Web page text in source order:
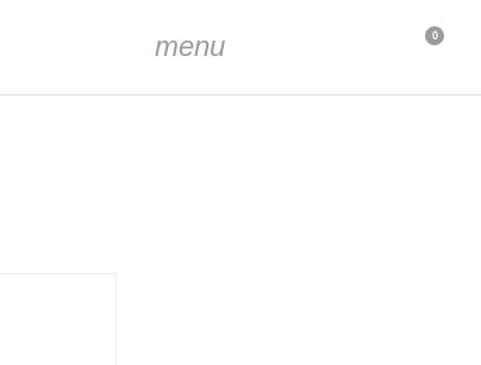
menu 0